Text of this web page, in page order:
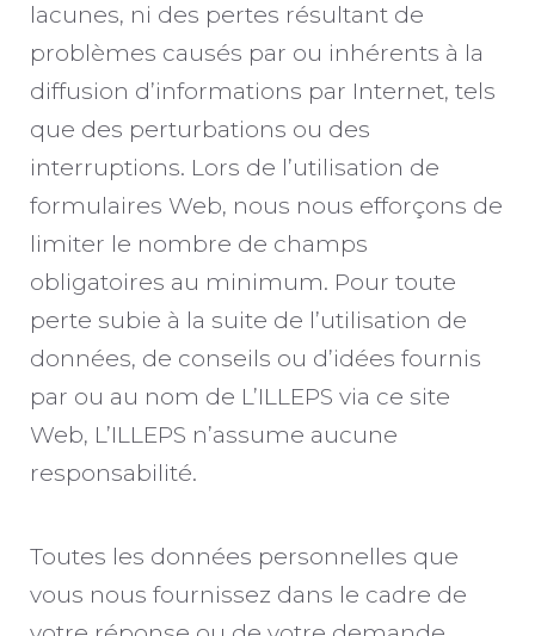
lacunes, ni des pertes résultant de
problèmes causés par ou inhérents à la
diffusion d’informations par Internet, tels
que des perturbations ou des
interruptions. Lors de l’utilisation de
formulaires Web, nous nous efforçons de
limiter le nombre de champs
obligatoires au minimum. Pour toute
perte subie à la suite de l’utilisation de
données, de conseils ou d’idées fournis
par ou au nom de L’ILLEPS via ce site
Web, L’ILLEPS n’assume aucune
responsabilité.
Toutes les données personnelles que
vous nous fournissez dans le cadre de